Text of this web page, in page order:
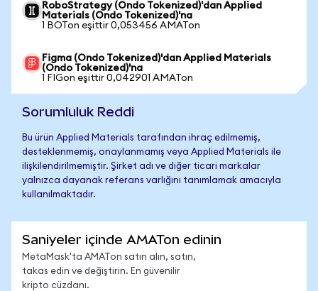
RoboStrategy (Ondo Tokenized)'dan Applied
Materials (Ondo Tokenized)'na
1 BOTon eşittir 0,053456 AMATon
Figma (Ondo Tokenized)'dan Applied Materials
(Ondo Tokenized)'na
1 FIGon eşittir 0,042901 AMATon
Sorumluluk Reddi
Bu ürün Applied Materials tarafından ihraç edilmemiş,
desteklenmemiş, onaylanmamış veya Applied Materials ile
ilişkilendirilmemiştir. Şirket adı ve diğer ticari markalar
yalnızca dayanak referans varlığını tanımlamak amacıyla
kullanılmaktadır.
Saniyeler içinde AMATon edinin
MetaMask'ta AMATon satın alın, satın,
takas edin ve değiştirin. En güvenilir
kripto cüzdanı.